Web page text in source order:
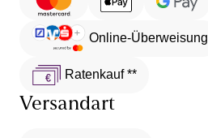
Online-Überweisung
Ratenkauf **
Versandart